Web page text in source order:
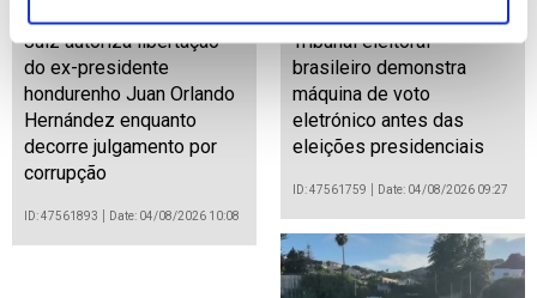
Juíz autoriza libertação
do ex-presidente
hondurenho Juan Orlando
Hernández enquanto
decorre julgamento por
corrupção
ID: 47561893 Date: 04/08/2026 10:08
Tribunal eleitoral
brasileiro demonstra
máquina de voto
eletrónico antes das
eleições presidenciais
ID: 47561759 Date: 04/08/2026 09:27